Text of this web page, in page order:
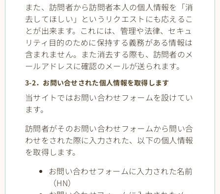
また、訪問者から訪問者本人の個人情報を「消
去してほしい」というリクエストにも応えるこ
とが出来ます。これには、管理や法律、セキュ
リティ目的のために保持する義務がある情報は
含まれません。また消去する際も、訪問者のメ
ールアドレスに確認のメールが送られます。
3-2．お問い合せされた個人情報を取得します
当サイトではお問い合わせフォームを設けてい
ます。
訪問者がそのお問い合わせフォームから問い合
わせをされた際に入力された、以下の個人情報
を取得します。
お問い合わせフォームに入力された名前
（HN）